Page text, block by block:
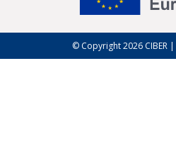
© Copyright 2026 CIBER |